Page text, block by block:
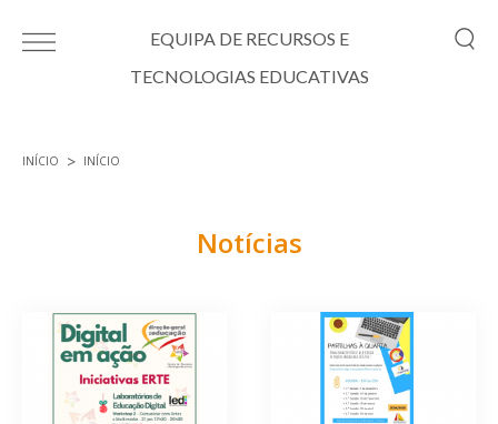
EQUIPA DE RECURSOS E
TECNOLOGIAS EDUCATIVAS
INÍCIO INÍCIO
Notícias
Páginas